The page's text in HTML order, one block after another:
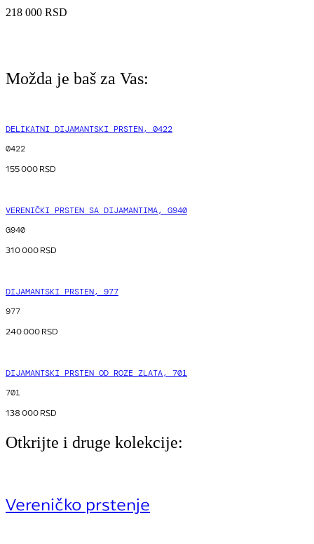
218 000 RSD
Možda je baš za Vas:
DELIKATNI DIJAMANTSKI PRSTEN, 0422
0422
155 000RSD
VERENIČKI PRSTEN SA DIJAMANTIMA, G940
G940
310 000RSD
DIJAMANTSKI PRSTEN, 977
977
240 000RSD
DIJAMANTSKI PRSTEN OD ROZE ZLATA, 701
701
138 000RSD
Otkrijte i druge kolekcije:
Vereničko prstenje